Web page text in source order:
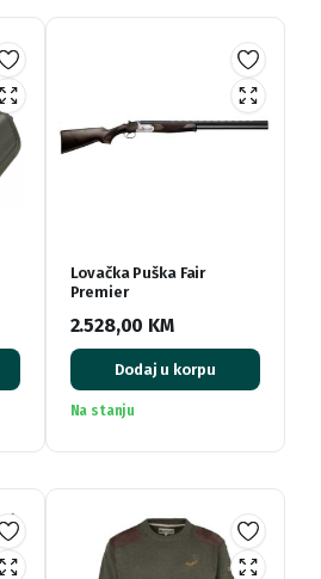
Lovačka Puška Fair
Premier
2.528,00 KM
Dodaj u korpu
Na stanju